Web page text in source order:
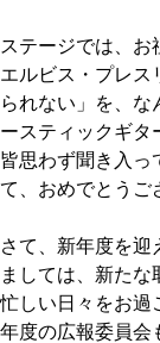
ステージでは、お
エルビス・プレス
られない」を、な
ースティックギタ
皆思わず聞き入っ
て、おめでとうご
さて、新年度を迎
ましては、新たな
忙しい日々をお過
年度の広報委員会